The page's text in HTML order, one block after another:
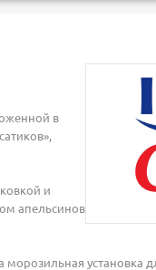
в
и
апельсинов
установка